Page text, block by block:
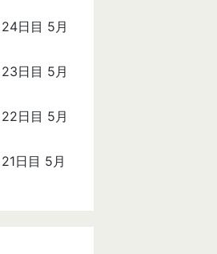
日目 5月
日目 5月
日目 5月
日目 5月